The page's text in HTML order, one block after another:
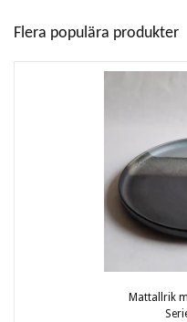
Flera populära produkter
Mattallrik